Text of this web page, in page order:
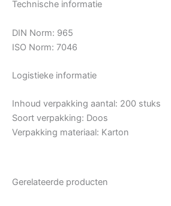
Technische informatie
DIN Norm: 965
ISO Norm: 7046
Logistieke informatie
Inhoud verpakking aantal: 200 stuks
Soort verpakking: Doos
Verpakking materiaal: Karton
Gerelateerde producten